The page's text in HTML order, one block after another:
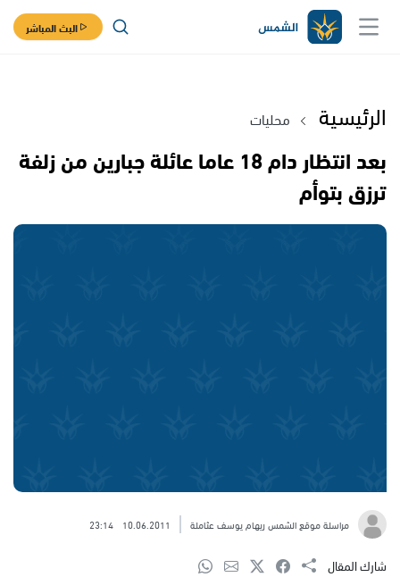
البث المباشر
الرئيسية محليات
بعد انتظار دام 18 عاما عائلة جبارين من زلفة
ترزق بتوأم
مراسلة موقع الشمس ريهام يوسف عثاملة 10.06.2011
23:14
شارك المقال